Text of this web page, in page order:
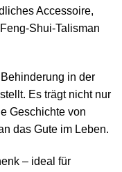
Accessoire,
Shui-Talisman
in der
Es trägt nicht nur
Geschichte von
das Gute im Leben.
– ideal für